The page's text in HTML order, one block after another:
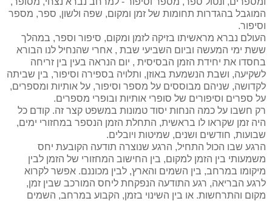
המוגבל בהגדרות תחומות של זמן ומקום, שפה ולשון, ספר, מספר
וסיפור.
העולם נברא מראשיתו בזיקה לזמן ומקום, סיפור וספר, במהלך
ששת ימי המעשה וביום השביעי שבת , אחרי שהנחיל לנו הבורא
בחסדו את יחידת הזמן הבסיסית , יום הנראה בעין בין זריחה
לשקיעה, ושבת הנשמעת באוזן, ותלויה בספירה וסיפור, בין שביתה
לקדושה, שניהם מבוססים על מספר וסיפור, על אותיות ומספרים,
על ספרים וסיפורים של סופרי אותיות ובופרי מספרים.
רק חשבו על כמה הנחות יסוד טמונות במשפט קצר זה. קודם כל
היה זמן שקראו לו בראשית, התחלת הזמן הנספר במחזורי ימים,
שבועות, חודשים ושנים, שמיטות ויובלים.
הרגע שבו הכול התחיל, הרגע שנוצרה תודעה הקובעת יחס
משמעותי בין הזמן למקום, בין החישוב המחזורי של הזמן לבין
מיקומו במרחב, בין השמים והארץ, לבין מכוננם. אפשר לקרוא
לרגע הבריאה, רגע התודעה הנפקחת ליחס המורכב שבין זמן,
מקום והתרחשות. או בין השינוי בזמן, הקבוע במרחב, השמים